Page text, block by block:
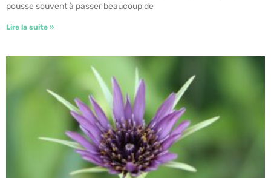
pousse souvent à passer beaucoup de
Lire la suite »